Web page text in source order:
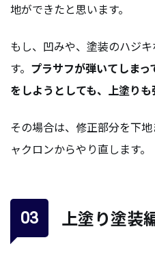
地ができたと思います。
もし、凹みや、塗装のハジ
す。 プラサフが弾いてしま
をしようとしても、上塗りも
その場合は、修正部分を下
ャクロンからやり直します。
上塗り塗装